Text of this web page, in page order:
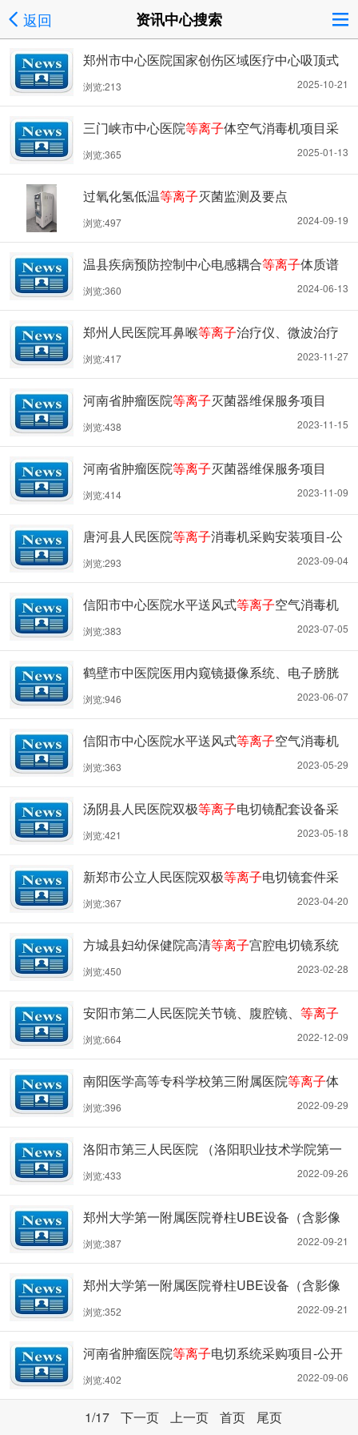
返回 资讯中心搜索
郑州市中心医院国家创伤区域医疗中心吸顶式
等离子 体空气消毒机等9种设备采购项目（三
次）
2025-10-21
浏览:213
三门峡市中心医院等离子体空气消毒机项目采
购公告
2025-01-13
浏览:365
过氧化氢低温等离子灭菌监测及要点
2024-09-19
浏览:497
温县疾病预防控制中心电感耦合等离子体质谱
仪采购项目招标公告
2024-06-13
浏览:360
郑州人民医院耳鼻喉等离子治疗仪、微波治疗
仪项目二轮比选公告
2023-11-27
浏览:417
河南省肿瘤医院等离子灭菌器维保服务项目
（二次）比选公告
2023-11-15
浏览:438
河南省肿瘤医院等离子灭菌器维保服务项目
2023-11-09
浏览:414
唐河县人民医院等离子消毒机采购安装项目-公
开招标公告
2023-09-04
浏览:293
信阳市中心医院水平送风式等离子空气消毒机
采购项目二次-公开招标公告
2023-07-05
浏览:383
鹤壁市中医院医用内窥镜摄像系统、电子膀胱
镜内窥镜系统、电子膀胱肾盂软镜系统、等离
子双极电刀电凝系统设备采购项目招标公告
2023-06-07
浏览:946
信阳市中心医院水平送风式等离子空气消毒机
采购项目-公开招标公告
2023-05-29
浏览:363
汤阴县人民医院双极等离子电切镜配套设备采
购项目 单一来源论证公示
2023-05-18
浏览:421
新郑市公立人民医院双极等离子电切镜套件采
购项目竞争性询价公告
2023-04-20
浏览:367
方城县妇幼保健院高清等离子宫腔电切镜系统
和高清内窥镜摄像系统项目-公开招标公告2023-02-28
浏览:450
安阳市第二人民医院关节镜、腹腔镜、 等离子
体手术系统（双极
电切镜）、放大型胃
镜、鼻内窥镜高清影像系统、电子鼻咽喉镜采
购项目-包2
2022-12-09
浏览:664
南阳医学高等专科学校第三附属医院等离子体
空气消毒机采购项目 竞争性磋商公告
2022-09-29
浏览:396
洛阳市第三人民医院 （洛阳职业技术学院第一
附属医院）
电切环项目中标情况公示
2022-09-26
浏览:433
郑州大学第一附属医院脊柱UBE设备（含影像
系统、
射频手术系统、UBE专用工具、
脊柱动力系统）采购项目公开招标公告
2022-09-21
浏览:387
郑州大学第一附属医院脊柱UBE设备（含影像
系统、
射频手术系统、UBE专用工具、
脊柱动力系统）采购项目公开招标公告
2022-09-21
浏览:352
河南省肿瘤医院等离子电切系统采购项目-公开
招标公告
2022-09-06
浏览:402
1/17 下一页 上一页 首页 尾页